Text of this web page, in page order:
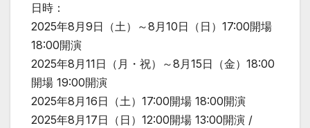
日時：
2025年8月9日（土）～8月10日（日）17:00開場
18:00開演
2025年8月11日（月・祝）～8月15日（金）18:00
開場 19:00開演
2025年8月16日（土）17:00開場 18:00開演
2025年8月17日（日）12:00開場 13:00開演 /